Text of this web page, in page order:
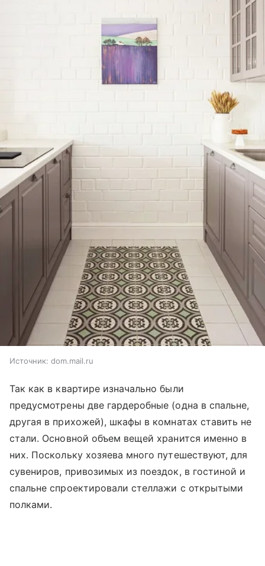
Источник: dom.mail.ru
Так как в квартире изначально были
предусмотрены две гардеробные (одна в спальне,
другая в прихожей), шкафы в комнатах ставить не
стали. Основной объем вещей хранится именно в
них. Поскольку хозяева много путешествуют, для
сувениров, привозимых из поездок, в гостиной и
спальне спроектировали стеллажи с открытыми
полками.